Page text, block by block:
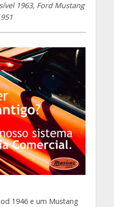
1963, Ford Mustang
1946 e um Mustang